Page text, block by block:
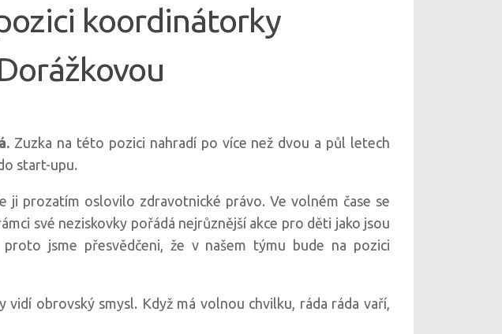
koordinátorky
Zuzka na této pozici nahradí po více než dvou a půl letech
start-upu.
ji prozatím oslovilo zdravotnické právo. Ve volném čase se
své neziskovky pořádá nejrůznější akce pro děti jako jsou
jsme přesvědčeni, že v našem týmu bude na pozici
obrovský smysl. Když má volnou chvilku, ráda ráda vaří,